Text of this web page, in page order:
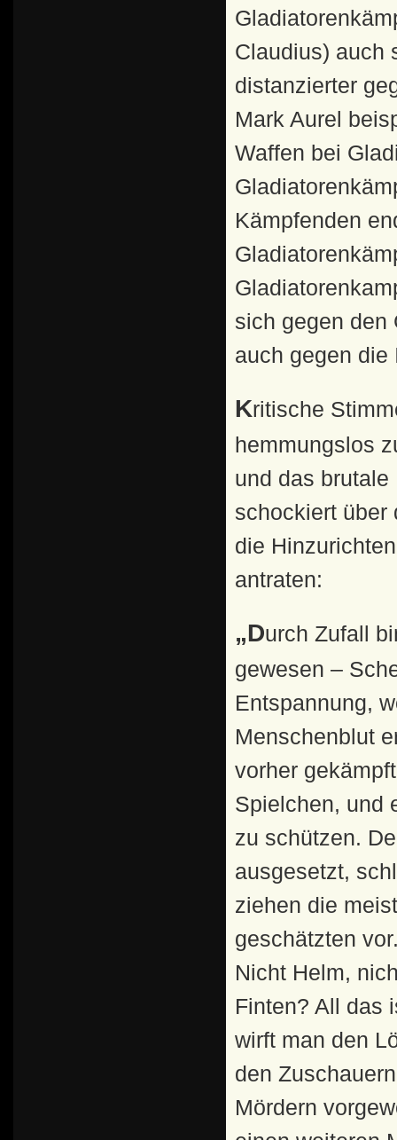
Claudius) auch
distanzierter
Mark Aurel
Waffen bei
Kämpfenden
sich gegen den
auch gegen
Kritische Stimmen richteten sich eher gegen die
hemmungslos
und das
schockiert über
die
antraten:
„Durch Zufall bin ich im Mittagsprogramm des Zirkus
gewesen –
Entspannung,
Menschenblut
vorher
Spielchen, und
zu schützen.
ausgesetzt,
ziehen die
geschätzten
Nicht Helm,
Finten? All das
wirft man den
den
Mördern